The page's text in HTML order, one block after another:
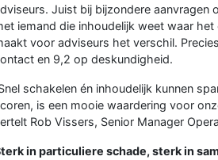
Juist bij bijzondere aanvragen
iemand die inhoudelijk weet waar
voor adviseurs het verschil.
en 9,2 op deskundigheid.
schakelen én inhoudelijk kunnen
is een mooie waardering voor
Rob Vissers, Senior Manager
in particuliere schade, sterk in